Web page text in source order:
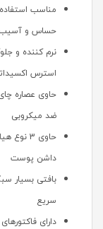
مناسب
حساس و آسیب
نرم کننده و
استرس
حاوی عصاره
ضد میکروبی
حاوی 3
داشن پوست
بافتی بسیار
سریع
دارای